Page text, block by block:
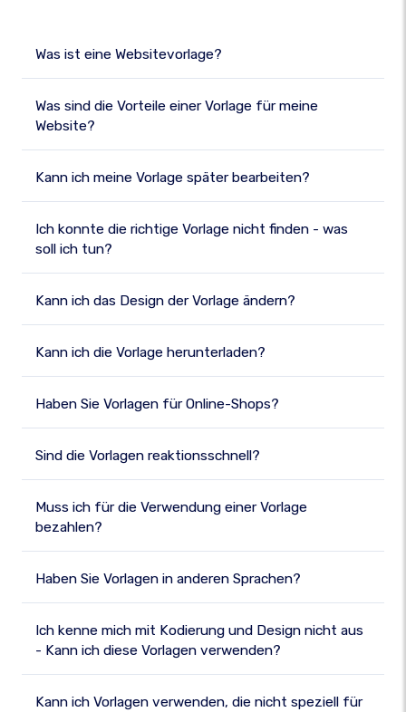
Was ist eine Websitevorlage?
Was sind die Vorteile einer Vorlage für meine
Website?
Kann ich meine Vorlage später bearbeiten?
Ich konnte die richtige Vorlage nicht finden - was
soll ich tun?
Kann ich das Design der Vorlage ändern?
Kann ich die Vorlage herunterladen?
Haben Sie Vorlagen für Online-Shops?
Sind die Vorlagen reaktionsschnell?
Muss ich für die Verwendung einer Vorlage
bezahlen?
Haben Sie Vorlagen in anderen Sprachen?
Ich kenne mich mit Kodierung und Design nicht aus
- Kann ich diese Vorlagen verwenden?
Kann ich Vorlagen verwenden, die nicht speziell für